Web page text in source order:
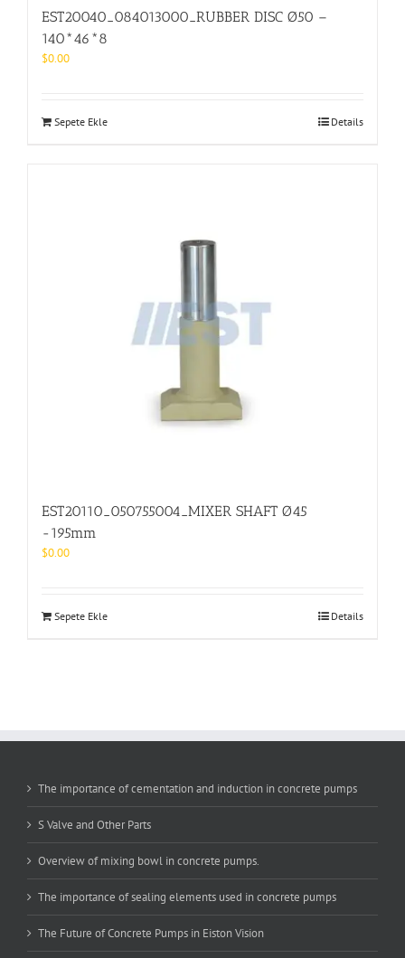
EST20040_084013000_RUBBER DISC Ø50 –
140*46*8
$0.00
Sepete Ekle Details
EST20110_050755004_MIXER SHAFT Ø45
-195mm
$0.00
Sepete Ekle Details
The importance of cementation and induction in concrete pumps
S Valve and Other Parts
Overview of mixing bowl in concrete pumps.
The importance of sealing elements used in concrete pumps
The Future of Concrete Pumps in Eiston Vision